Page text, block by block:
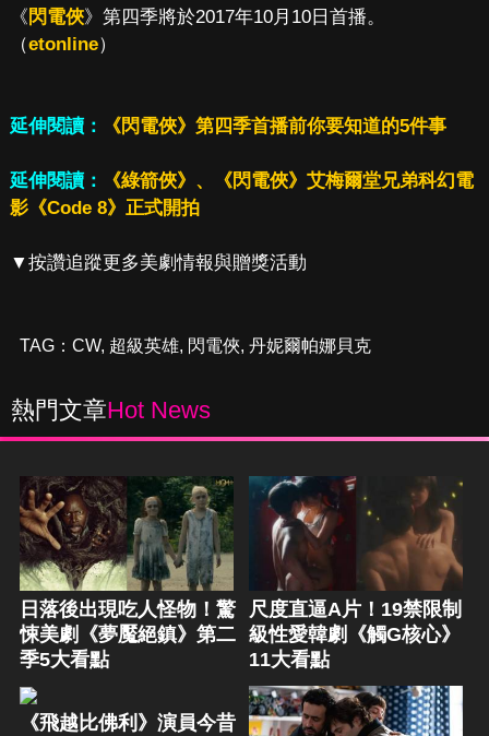
《閃電俠》第四季將於2017年10月10日首播。
（etonline）
延伸閱讀： 《閃電俠》第四季首播前你要知道的5件事
延伸閱讀：
《綠箭俠》、《閃電俠》艾梅爾堂兄弟科幻電
影《Code 8》正式開拍
▼按讚追蹤更多美劇情報與贈獎活動
TAG： CW, 超級英雄, 閃電俠, 丹妮爾帕娜貝克
熱門文章Hot News
日落後出現吃人怪物！驚
悚美劇《夢魘絕鎮》第二
季5大看點
尺度直逼A片！19禁限制
級性愛韓劇《觸G核心》
11大看點
《飛越比佛利》演員今昔